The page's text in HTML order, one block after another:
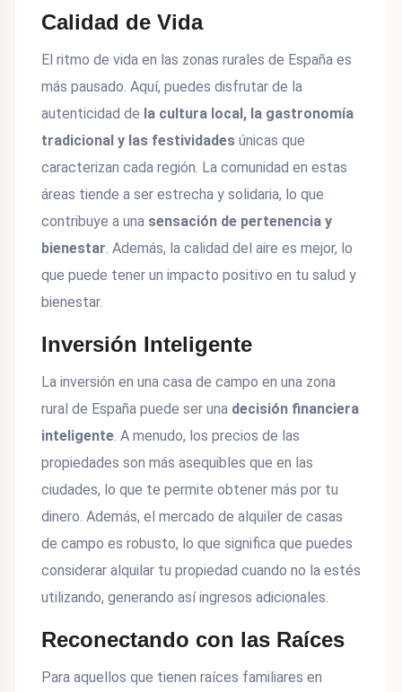
Calidad de Vida
El ritmo de vida en las zonas rurales de España es
más pausado. Aquí, puedes disfrutar de la
autenticidad de la cultura local, la gastronomía
tradicional y las festividades únicas que
caracterizan cada región. La comunidad en estas
áreas tiende a ser estrecha y solidaria, lo que
contribuye a una sensación de pertenencia y
bienestar. Además, la calidad del aire es mejor, lo
que puede tener un impacto positivo en tu salud y
bienestar.
Inversión Inteligente
La inversión en una casa de campo en una zona
rural de España puede ser una decisión financiera
inteligente. A menudo, los precios de las
propiedades son más asequibles que en las
ciudades, lo que te permite obtener más por tu
dinero. Además, el mercado de alquiler de casas
de campo es robusto, lo que significa que puedes
considerar alquilar tu propiedad cuando no la estés
utilizando, generando así ingresos adicionales.
Reconectando con las Raíces
Para aquellos que tienen raíces familiares en